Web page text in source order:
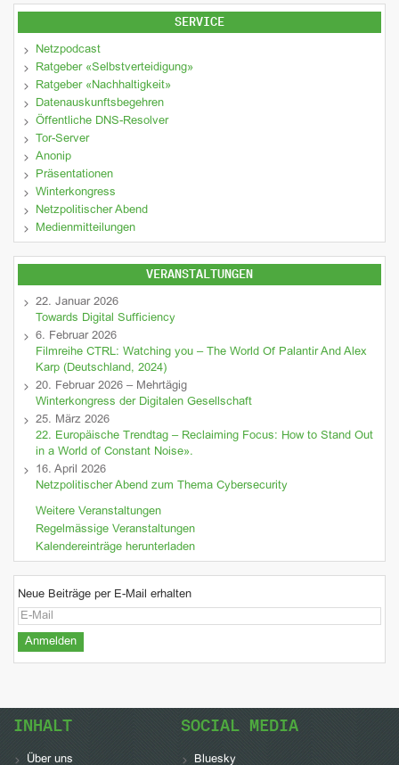
SERVICE
Netzpodcast
Ratgeber «Selbstverteidigung»
Ratgeber «Nachhaltigkeit»
Datenauskunftsbegehren
Öffentliche DNS-Resolver
Tor-Server
Anonip
Präsentationen
Winterkongress
Netzpolitischer Abend
Medienmitteilungen
VERANSTALTUNGEN
22. Januar 2026
Towards Digital Sufficiency
6. Februar 2026
Filmreihe CTRL: Watching you – The World Of Palantir And Alex
Karp (Deutschland, 2024)
20. Februar 2026 – Mehrtägig
Winterkongress der Digitalen Gesellschaft
25. März 2026
22. Europäische Trendtag – Reclaiming Focus: How to Stand Out
in a World of Constant Noise».
16. April 2026
Netzpolitischer Abend zum Thema Cybersecurity
Weitere Veranstaltungen
Regelmässige Veranstaltungen
Kalendereinträge herunterladen
Neue Beiträge per E-Mail erhalten
INHALT
Über uns
SOCIAL MEDIA
Bluesky